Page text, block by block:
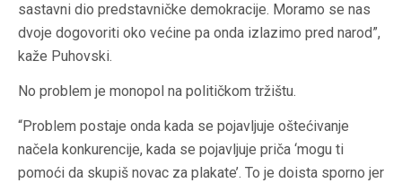
sastavni dio predstavničke demokracije. Moramo se nas
dvoje dogovoriti oko većine pa onda izlazimo pred narod”,
kaže Puhovski.
No problem je monopol na političkom tržištu.
“Problem postaje onda kada se pojavljuje oštećivanje
načela konkurencije, kada se pojavljuje priča ‘mogu ti
pomoći da skupiš novac za plakate’. To je doista sporno jer